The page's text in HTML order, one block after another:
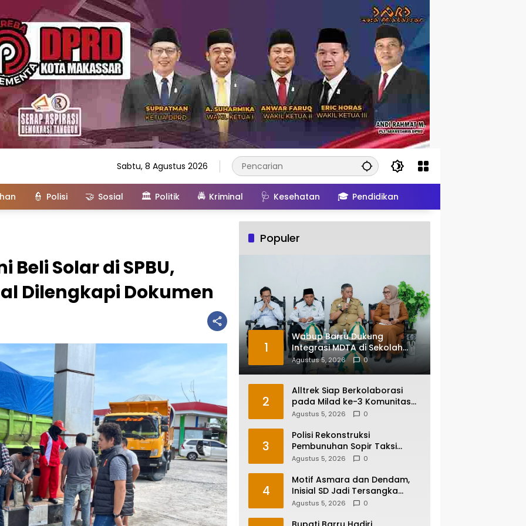
Sabtu, 8 Agustus 2026
👮 Polisi 🤝 Sosial 🏛️ Politik 🚔 Kriminal 🩺 Kesehatan 🎓 Pendidikan
Solar di SPBU,
Dilengkapi Dokumen
Populer
1
Wabup Barru Dukung
Integrasi MDTA di Sekolah
Umum, Siapkan Regulasi
hingga Tim Khusus
Agustus 5, 2026 0
2
Alltrek Siap Berkolaborasi
pada Milad ke-3 Komunitas
Camping IKA Smandel
Agustus 5, 2026 0
3
Polisi Rekonstruksi
Pembunuhan Sopir Taksi
Online di Maros, Tersangka
Agustus 5, 2026 0
4
Motif Asmara dan Dendam,
Inisial SD Jadi Tersangka
Pembunuhan Sopir Taksi
Agustus 5, 2026 0